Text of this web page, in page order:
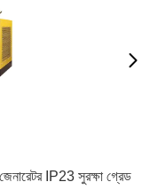
IP23 সুরক্ষা গ্রেড